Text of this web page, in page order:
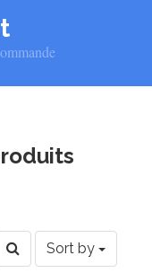
Sort by